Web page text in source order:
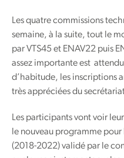
Les quatre commissions
semaine, à la suite, tout le
par VTS45 et ENAV22 puis
assez importante est
d’habitude, les inscriptions
très appréciées du
Les participants vont voir
le nouveau programme
(2018-2022) validé par le